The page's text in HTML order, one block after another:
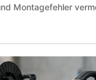
Montagefehler